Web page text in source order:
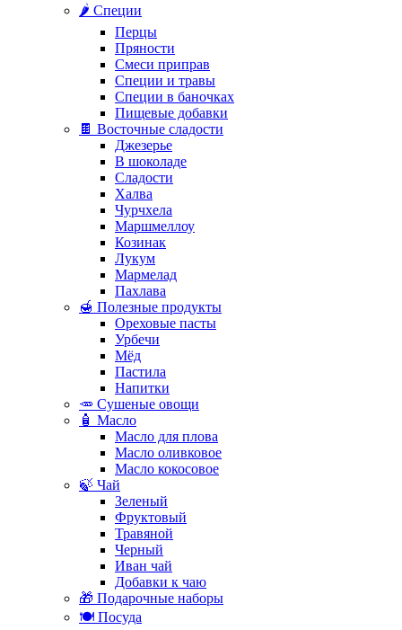
🌶️ Специи
Перцы
Пряности
Смеси приправ
Специи и травы
Специи в баночках
Пищевые добавки
🍫 Восточные сладости
Джезерье
В шоколаде
Сладости
Халва
Чурчхела
Маршмеллоу
Козинак
Лукум
Мармелад
Пахлава
🍯 Полезные продукты
Ореховые пасты
Урбечи
Мёд
Пастила
Напитки
🥕 Сушеные овощи
🧴 Масло
Масло для плова
Масло оливковое
Масло кокосовое
🍃 Чай
Зеленый
Фруктовый
Травяной
Черный
Иван чай
Добавки к чаю
🎁 Подарочные наборы
🍽️ Посуда